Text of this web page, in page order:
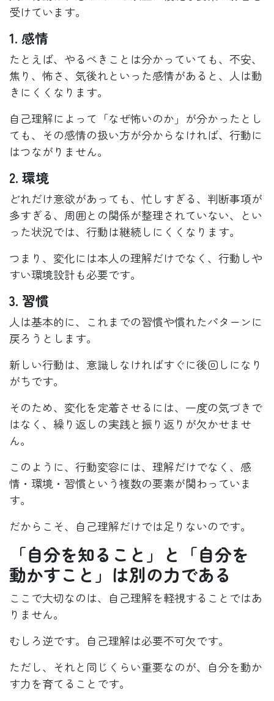
受けています。
1. 感情
たとえば、やるべきことは分かっていても、不安、
焦り、怖さ、気後れといった感情があると、人は動
きにくくなります。
自己理解によって「なぜ怖いのか」が分かったとし
ても、その感情の扱い方が分からなければ、行動に
はつながりません。
2. 環境
どれだけ意欲があっても、忙しすぎる、判断事項が
多すぎる、周囲との関係が整理されていない、とい
った状況では、行動は継続しにくくなります。
つまり、変化には本人の理解だけでなく、行動しや
すい環境設計も必要です。
3. 習慣
人は基本的に、これまでの習慣や慣れたパターンに
戻ろうとします。
新しい行動は、意識しなければすぐに後回しになり
がちです。
そのため、変化を定着させるには、一度の気づきで
はなく、繰り返しの実践と振り返りが欠かせませ
ん。
このように、行動変容には、理解だけでなく、感
情・環境・習慣という複数の要素が関わっていま
す。
だからこそ、自己理解だけでは足りないのです。
「自分を知ること」と「自分を
動かすこと」は別の力である
ここで大切なのは、自己理解を軽視することではあ
りません。
むしろ逆です。自己理解は必要不可欠です。
ただし、それと同じくらい重要なのが、自分を動か
す力を育てることです。